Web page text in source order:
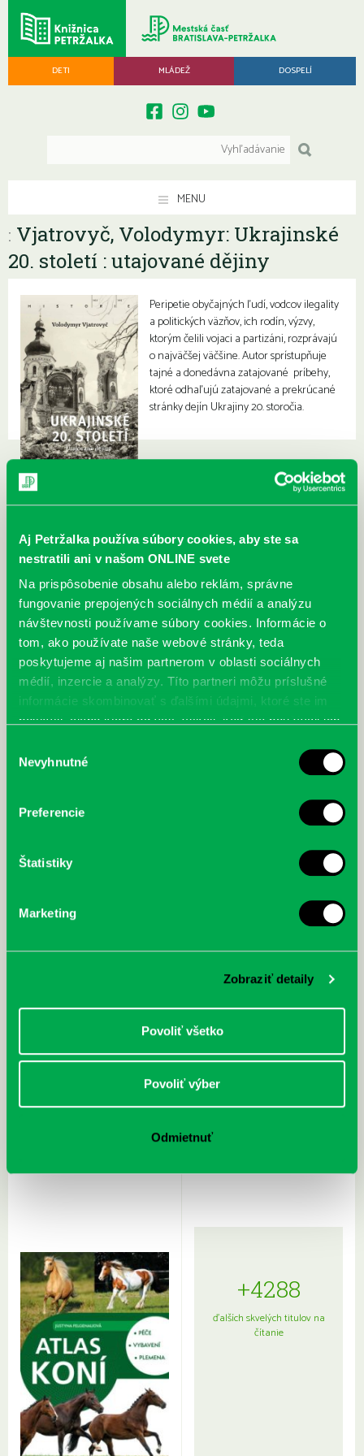
Aj Petržalka používa súbory cookies, aby ste sa
nestratili ani v našom ONLINE svete
Na prispôsobenie obsahu alebo reklám, správne
fungovanie prepojených sociálnych médií a analýzu
návštevnosti používame súbory cookies. Informácie o
tom, ako používate naše webové stránky, teda
poskytujeme aj našim partnerom v oblasti sociálnych
médií, inzercie a analýzy. Títo partneri môžu príslušné
informácie skombinovať s ďalšími údajmi, ktoré ste im
poskytli, alebo ktoré od vás získali, keď ste používali ich
súhlasu
Nevyhnutné
Preferencie
Štatistiky
Marketing
Zobraziť detaily
Povoliť všetko
Povoliť výber
Odmietnuť
DETI MLÁDEŽ DOSPELÍ
MENU
: Vjatrovyč, Volodymyr: Ukrajinské
20. století : utajované dějiny
Peripetie obyčajných ľudí, vodcov ilegality
a politických väzňov, ich rodín, výzvy,
ktorým čelili vojaci a partizáni, rozprávajú
o najväčšej väčšine. Autor sprístupňuje
tajné a donedávna zatajované príbehy,
ktoré odhaľujú zatajované a prekrúcané
stránky dejín Ukrajiny 20. storočia.
cyklistu modernej doby:
Rudź, Przemyslaw: Atlas hviezd:
Sprievodca po hviezdnej oblohe
Hardy, Paula: Japonsko na tanieri:
kompletný sprievodca
+4288
ďalších skvelých titulov na
čítanie